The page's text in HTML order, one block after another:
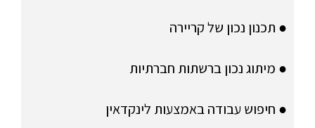
● תכנון נכון של קריירה
● מיתוג נכון ברשתות חברתיות
● חיפוש עבודה באמצעות לינקדאין